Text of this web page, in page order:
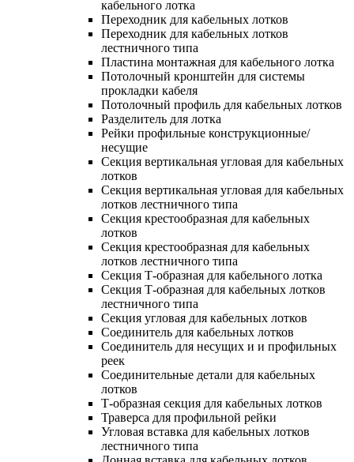
кабельного лотка
Переходник для кабельных лотков
Переходник для кабельных лотков
лестничного типа
Пластина монтажная для кабельного лотка
Потолочный кронштейн для системы
прокладки кабеля
Потолочный профиль для кабельных лотков
Разделитель для лотка
Рейки профильные конструкционные/
несущие
Секция вертикальная угловая для кабельных
лотков
Секция вертикальная угловая для кабельных
лотков лестничного типа
Секция крестообразная для кабельных
лотков
Секция крестообразная для кабельных
лотков лестничного типа
Секция Т-образная для кабельного лотка
Секция Т-образная для кабельных лотков
лестничного типа
Секция угловая для кабельных лотков
Соединитель для кабельных лотков
Соединитель для несущих и и профильных
реек
Соединительные детали для кабельных
лотков
Т-образная секция для кабельных лотков
Траверса для профильной рейки
Угловая вставка для кабельных лотков
лестничного типа